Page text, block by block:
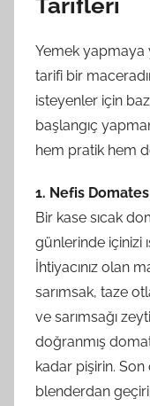
Tarifleri
Yemek yapmaya
tarifi bir
isteyenler için
başlangıç
hem pratik hem
1. Nefis Domates
Bir kase sıcak
günlerinde içinizi
İhtiyacınız olan
sarımsak, taze
ve sarımsağı
doğranmış
kadar pişirin. Son
blenderdan